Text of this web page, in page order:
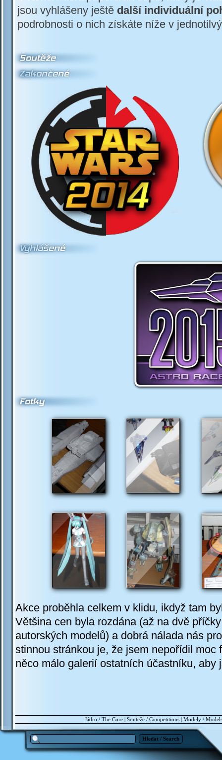
jsou vyhlášeny ještě další individuální
podrobnosti o nich získáte níže v
Akce proběhla celkem v klidu, ikdyž tam
Většina cen byla rozdána (až na dvě
autorských modelů) a dobrá nálada nás
stinnou stránkou je, že jsem nepořídil moc
něco málo galerií ostatních účastníku, aby
Jádro / The Core Soutěže / Competitions Modely / Models
Hledat / Search